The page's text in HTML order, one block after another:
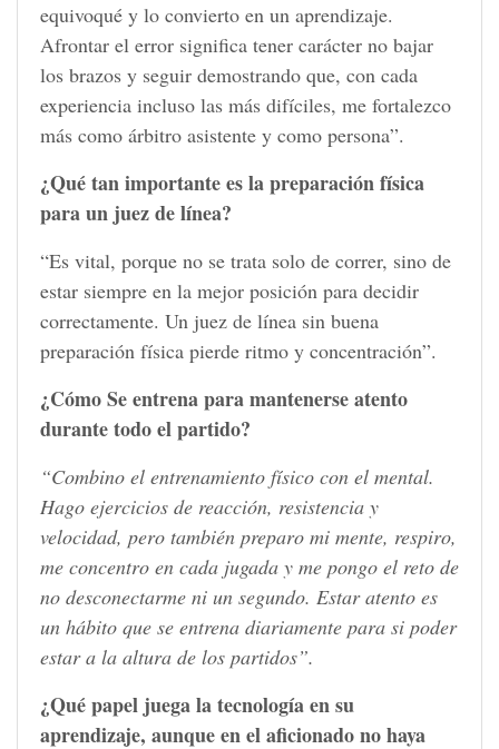
equivoqué y lo convierto en un aprendizaje.
Afrontar el error significa tener carácter no bajar
los brazos y seguir demostrando que, con cada
experiencia incluso las más difíciles, me fortalezco
más como árbitro asistente y como persona”.
¿Qué tan importante es la preparación física
para un juez de línea?
“Es vital, porque no se trata solo de correr, sino de
estar siempre en la mejor posición para decidir
correctamente. Un juez de línea sin buena
preparación física pierde ritmo y concentración”.
¿Cómo Se entrena para mantenerse atento
durante todo el partido?
“Combino el entrenamiento físico con el mental.
Hago ejercicios de reacción, resistencia y
velocidad, pero también preparo mi mente, respiro,
me concentro en cada jugada y me pongo el reto de
no desconectarme ni un segundo. Estar atento es
un hábito que se entrena diariamente para si poder
estar a la altura de los partidos”.
¿Qué papel juega la tecnología en su
aprendizaje, aunque en el aficionado no haya